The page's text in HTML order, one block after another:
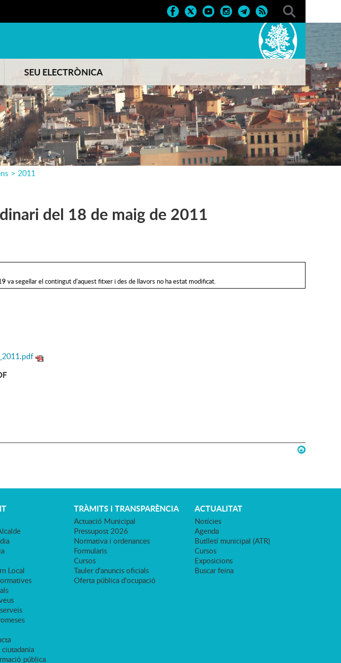
SEU ELECTRÒNICA
> 2011
del 18 de maig de 2011
va segellar el contingut d'aquest fitxer i des de llavors no ha estat modificat.
Local
pública
TRÀMITS I TRANSPARÈNCIA
Actuació Municipal
Pressupost 2026
Normativa i ordenances
Formularis
Cursos
Tauler d'anuncis oficials
Oferta pública d'ocupació
ACTUALITAT
Notícies
Agenda
Butlletí municipal (ATR)
Cursos
Exposicions
Buscar feina